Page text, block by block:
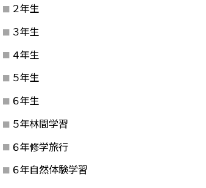
２年生
３年生
４年生
５年生
６年生
５年林間学習
６年修学旅行
６年自然体験学習